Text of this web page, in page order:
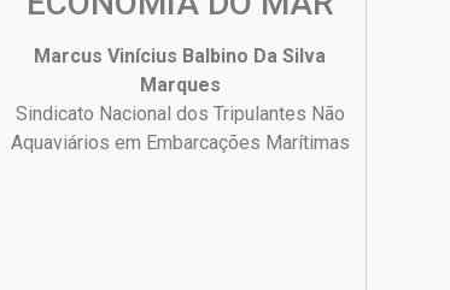
Marcus Vinícius Balbino Da Silva
Marques
Sindicato Nacional dos Tripulantes Não
Aquaviários em Embarcações Marítimas